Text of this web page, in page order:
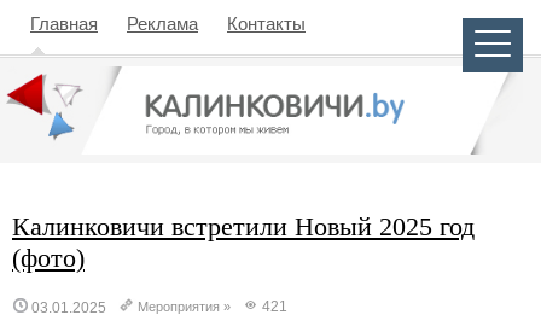
Главная Реклама Контакты
Калинковичи встретили Новый 2025 год
(фото)
03.01.2025 Мероприятия » 421